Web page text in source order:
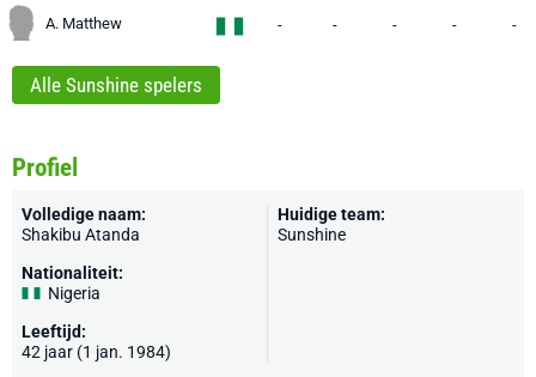
A. Matthew - - - - -
Alle Sunshine spelers
Profiel
Volledige naam:
Shakibu Atanda
Nationaliteit:
Nigeria
Leeftijd:
42 jaar (1 jan. 1984)
Huidige team:
Sunshine